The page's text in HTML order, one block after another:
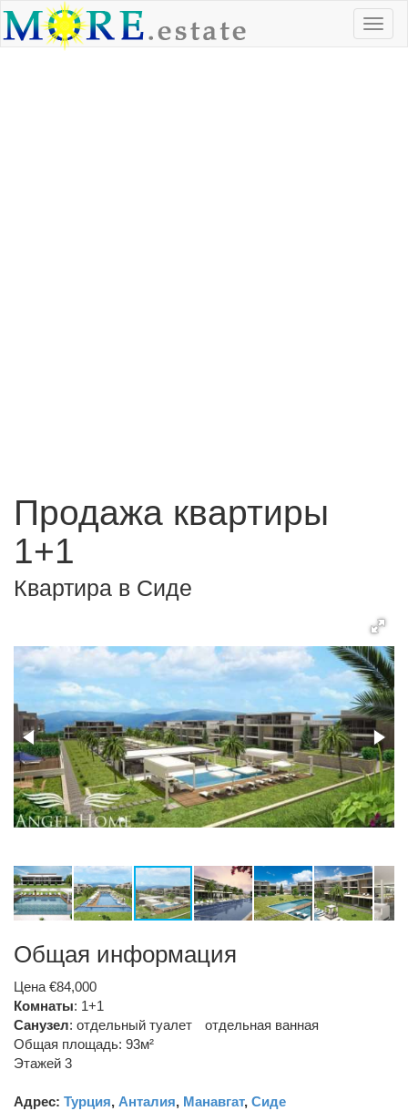
Продажа квартиры
1+1
Квартира в Сиде
Общая информация
Цена €84,000
Комнаты: 1+1
Санузел: отдельный туалет
отдельная ванная
Общая площадь: 93м²
Этажей 3
Адрес: Турция, Анталия, Манавгат, Сиде